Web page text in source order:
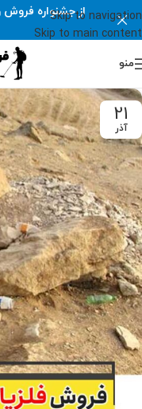
Skip to navigation
Skip to main content
از جشنواره فروش
منو
21
آذر